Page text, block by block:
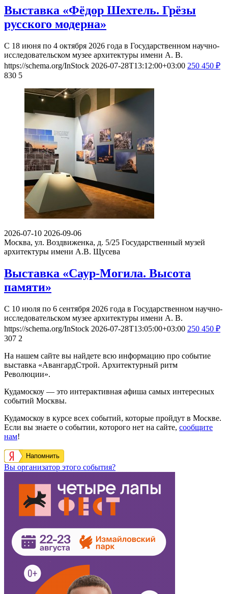
Выставка «Фёдор Шехтель. Грёзы
русского модерна»
С 18 июня по 4 октября 2026 года в Государственном научно-
исследовательском музее архитектуры имени А. В.
https://schema.org/InStock 2026-07-28T13:12:00+03:00 250 450 ₽
830 5
2026-07-10 2026-09-06
Москва, ул. Воздвиженка, д. 5/25 Государственный музей
архитектуры имени А.В. Щусева
Выставка «Саур-Могила. Высота
памяти»
С 10 июля по 6 сентября 2026 года в Государственном научно-
исследовательском музее архитектуры имени А. В.
https://schema.org/InStock 2026-07-28T13:05:00+03:00 250 450 ₽
307 2
На нашем сайте вы найдете всю информацию про событие
выставка «АвангардСтрой. Архитектурный ритм
Революции».
Кудамоскоу — это интерактивная афиша самых интересных
событий Москвы.
Кудамоскоу в курсе всех событий, которые пройдут в Москве.
Если вы знаете о событии, которого нет на сайте, сообщите
нам!
Напомнить
Вы организатор этого события?